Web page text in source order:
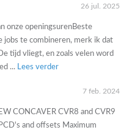
26 jul. 2025
onze openingsurenBeste
jobs te combineren, merk ik dat
tijd vliegt, en zoals velen word
... Lees verder
7 feb. 2024
CONCAVER CVR8 and CVR9
and offsets Maximum